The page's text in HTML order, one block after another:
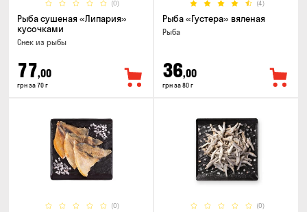
(0)
Рыба сушеная «Липария»
кусочками
Снек из рыбы
77,00
грн за 70 г
(4)
Рыба «Густера» вяленая
Рыба
36,00
грн за 80 г
(0) (0)